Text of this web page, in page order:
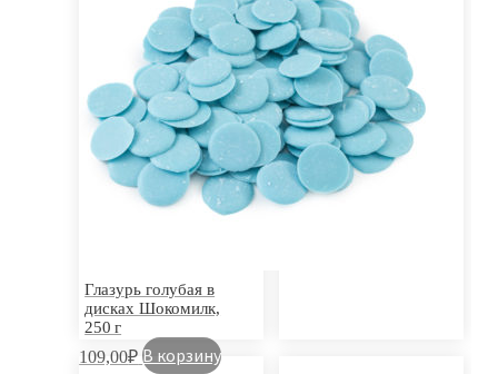
Глазурь голубая в
дисках Шокомилк,
250 г
109,00₽ В корзину
50,00₽–491,00
Выберите...